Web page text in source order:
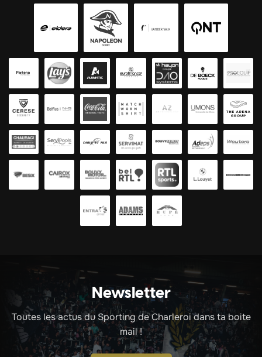
Newsletter
Toutes les actus du Sporting de Charleroi dans ta boite
mail !